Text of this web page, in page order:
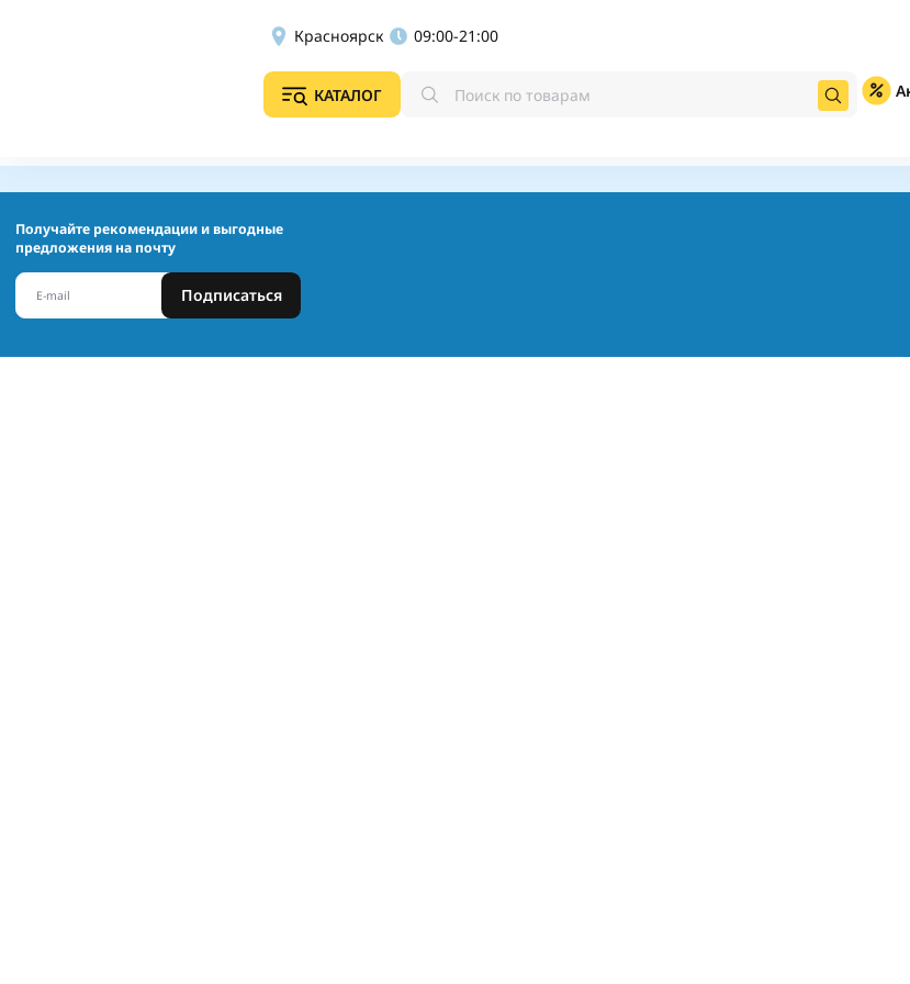
Красноярск 09:00-21:00
КАТАЛОГ
Получайте рекомендации и выгодные
предложения на почту
Подписаться